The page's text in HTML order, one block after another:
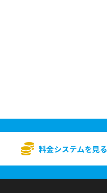
料金システムを見る